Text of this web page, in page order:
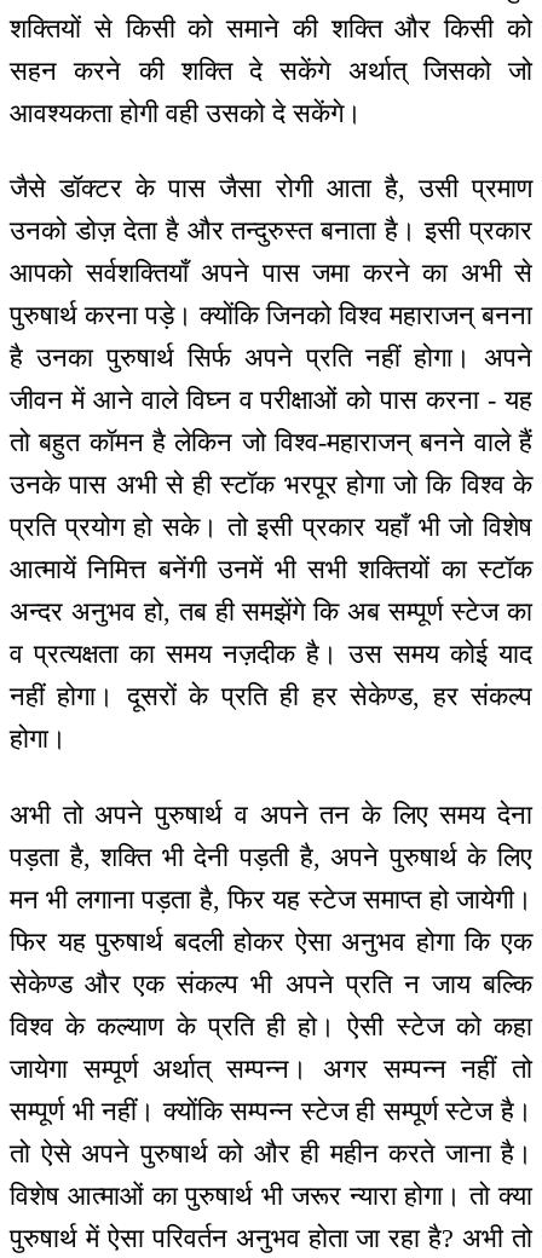
शक्तियों से किसी को समाने की शक्ति और किसी को
सहन करने की शक्ति दे सकेंगे अर्थात् जिसको जो
आवश्यकता होगी वही उसको दे सकेंगे।
जैसे डॉक्टर के पास जैसा रोगी आता है, उसी प्रमाण
उनको डोज़ देता है और तन्दुरुस्त बनाता है। इसी प्रकार
आपको सर्वशक्तियाँ अपने पास जमा करने का अभी से
पुरुषार्थ करना पड़े। क्योंकि जिनको विश्व महाराजन् बनना
है उनका पुरुषार्थ सिर्फ अपने प्रति नहीं होगा। अपने
जीवन में आने वाले विघ्न व परीक्षाओं को पास करना - यह
तो बहुत कॉमन है लेकिन जो विश्व-महाराजन् बनने वाले हैं
उनके पास अभी से ही स्टॉक भरपूर होगा जो कि विश्व के
प्रति प्रयोग हो सके। तो इसी प्रकार यहाँ भी जो विशेष
आत्मायें निमित्त बनेंगी उनमें भी सभी शक्तियों का स्टॉक
अन्दर अनुभव हो, तब ही समझेंगे कि अब सम्पूर्ण स्टेज का
व प्रत्यक्षता का समय नज़दीक है। उस समय कोई याद
नहीं होगा। दूसरों के प्रति ही हर सेकेण्ड, हर संकल्प
होगा।
अभी तो अपने पुरुषार्थ व अपने तन के लिए समय देना
पड़ता है, शक्ति भी देनी पड़ती है, अपने पुरुषार्थ के लिए
मन भी लगाना पड़ता है, फिर यह स्टेज समाप्त हो जायेगी।
फिर यह पुरुषार्थ बदली होकर ऐसा अनुभव होगा कि एक
सेकेण्ड और एक संकल्प भी अपने प्रति न जाय बल्कि
विश्व के कल्याण के प्रति ही हो। ऐसी स्टेज को कहा
जायेगा सम्पूर्ण अर्थात् सम्पन्न। अगर सम्पन्न नहीं तो
सम्पूर्ण भी नहीं। क्योंकि सम्पन्न स्टेज ही सम्पूर्ण स्टेज है।
तो ऐसे अपने पुरुषार्थ को और ही महीन करते जाना है।
विशेष आत्माओं का पुरुषार्थ भी जरूर न्यारा होगा। तो क्या
पुरुषार्थ में ऐसा परिवर्तन अनुभव होता जा रहा है? अभी तो